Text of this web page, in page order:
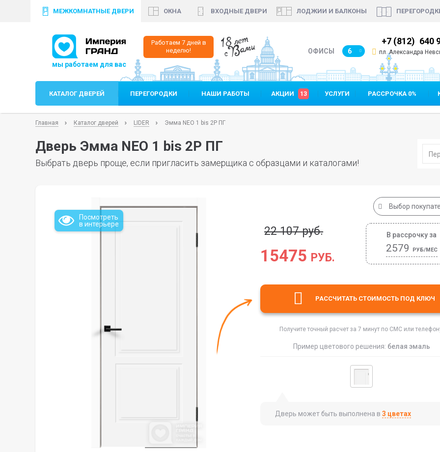
МЕЖКОМНАТНЫЕ ДВЕРИ ОКНА ВХОДНЫЕ ДВЕРИ ЛОДЖИИ И БАЛКОНЫ
Работаем 7 дней в
неделю!
18 лет
с Вами ОФИСЫ 6
+7 (812) 640 90 24 +7 (812) 640 35 99 +7 (812) 640
пл. Александра
КАТАЛОГ ДВЕРЕЙ ПЕРЕГОРОДКИ НАШИ РАБОТЫ АКЦИИ 13 УСЛУГИ РАССРОЧКА 0%
Главная Каталог дверей LIDER Эмма NEO 1 bis 2P ПГ
Дверь Эмма NEO 1 bis 2P ПГ
Выбрать дверь проще, если пригласить замерщика с образцами и каталогами!
Выбор
Посмотреть
в интерьере
22 107 руб.
15475 РУБ.
В рассрочку за
2579 РУБ/МЕС
РАССЧИТАТЬ СТОИМОСТЬ ПОД КЛЮЧ
Получите точный расчет за 7 минут по СМС или
Пример цветового решения: белая эмаль
Дверь может быть выполнена в 3 цветах